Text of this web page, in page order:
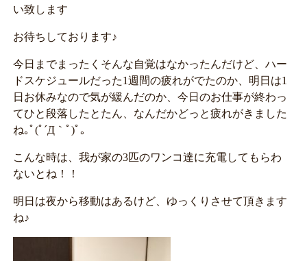
い致します
お待ちしております♪
今日までまったくそんな自覚はなかったんだけど、ハー
ドスケジュールだった1週間の疲れがでたのか、明日は1
日お休みなので気が緩んだのか、今日のお仕事が終わっ
てひと段落したとたん、なんだかどっと疲れがきました
ね｡ﾟ(ﾟ´Д｀ﾟ)ﾟ｡
こんな時は、我が家の3匹のワンコ達に充電してもらわ
ないとね！！
明日は夜から移動はあるけど、ゆっくりさせて頂きます
ね♪